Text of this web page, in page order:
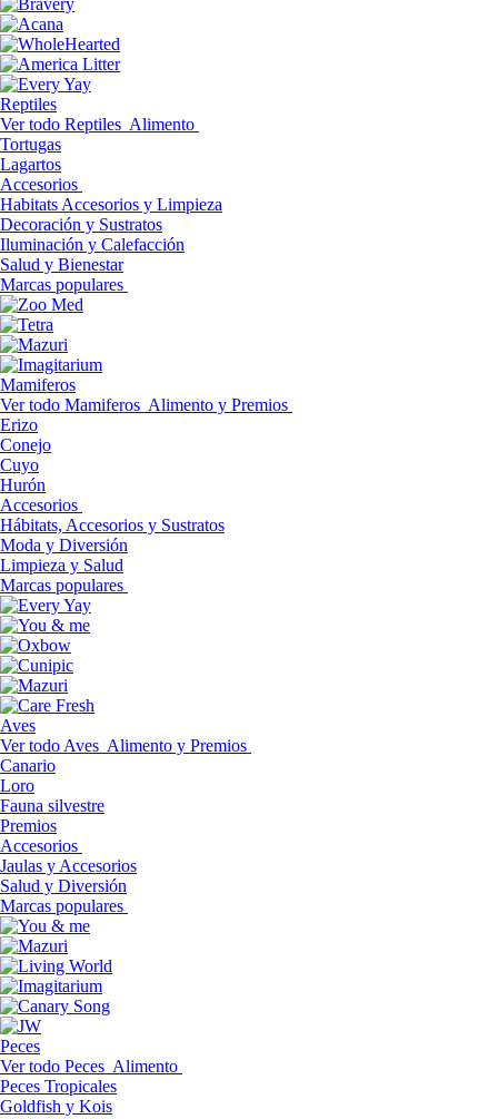
Reptiles
Ver todo Reptiles Alimento
Tortugas
Lagartos
Accesorios
Habitats Accesorios y Limpieza
Decoración y Sustratos
Iluminación y Calefacción
Salud y Bienestar
Marcas populares
Mamiferos
Ver todo Mamiferos Alimento y Premios
Erizo
Conejo
Cuyo
Hurón
Accesorios
Hábitats, Accesorios y Sustratos
Moda y Diversión
Limpieza y Salud
Marcas populares
Aves
Ver todo Aves Alimento y Premios
Canario
Loro
Fauna silvestre
Premios
Accesorios
Jaulas y Accesorios
Salud y Diversión
Marcas populares
Peces
Ver todo Peces Alimento
Peces Tropicales
Goldfish y Kois